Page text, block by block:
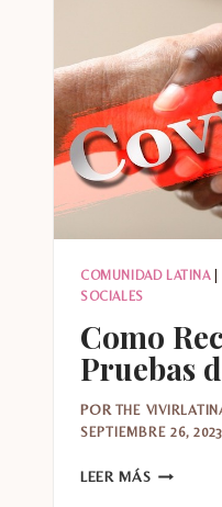
ESCUELAS
DE
ESTADOS
UNIDOS
COMUNIDAD LATINA|
SOCIALES
Como
Pruebas
POR THE
SEPTIEMBRE 26, 2023
LEER MÁS COMO